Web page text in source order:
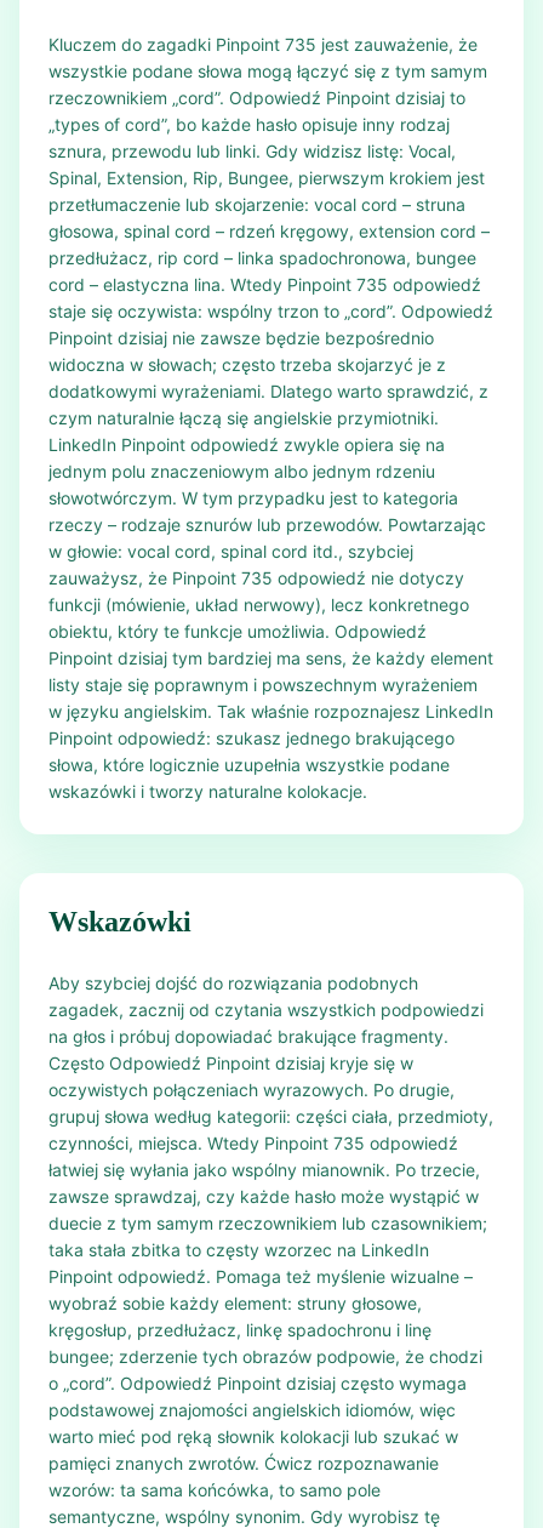
Kluczem do zagadki Pinpoint 735 jest zauważenie, że
wszystkie podane słowa mogą łączyć się z tym samym
rzeczownikiem „cord”. Odpowiedź Pinpoint dzisiaj to
„types of cord”, bo każde hasło opisuje inny rodzaj
sznura, przewodu lub linki. Gdy widzisz listę: Vocal,
Spinal, Extension, Rip, Bungee, pierwszym krokiem jest
przetłumaczenie lub skojarzenie: vocal cord – struna
głosowa, spinal cord – rdzeń kręgowy, extension cord –
przedłużacz, rip cord – linka spadochronowa, bungee
cord – elastyczna lina. Wtedy Pinpoint 735 odpowiedź
staje się oczywista: wspólny trzon to „cord”. Odpowiedź
Pinpoint dzisiaj nie zawsze będzie bezpośrednio
widoczna w słowach; często trzeba skojarzyć je z
dodatkowymi wyrażeniami. Dlatego warto sprawdzić, z
czym naturalnie łączą się angielskie przymiotniki.
LinkedIn Pinpoint odpowiedź zwykle opiera się na
jednym polu znaczeniowym albo jednym rdzeniu
słowotwórczym. W tym przypadku jest to kategoria
rzeczy – rodzaje sznurów lub przewodów. Powtarzając
w głowie: vocal cord, spinal cord itd., szybciej
zauważysz, że Pinpoint 735 odpowiedź nie dotyczy
funkcji (mówienie, układ nerwowy), lecz konkretnego
obiektu, który te funkcje umożliwia. Odpowiedź
Pinpoint dzisiaj tym bardziej ma sens, że każdy element
listy staje się poprawnym i powszechnym wyrażeniem
w języku angielskim. Tak właśnie rozpoznajesz LinkedIn
Pinpoint odpowiedź: szukasz jednego brakującego
słowa, które logicznie uzupełnia wszystkie podane
wskazówki i tworzy naturalne kolokacje.
Wskazówki
Aby szybciej dojść do rozwiązania podobnych
zagadek, zacznij od czytania wszystkich podpowiedzi
na głos i próbuj dopowiadać brakujące fragmenty.
Często Odpowiedź Pinpoint dzisiaj kryje się w
oczywistych połączeniach wyrazowych. Po drugie,
grupuj słowa według kategorii: części ciała, przedmioty,
czynności, miejsca. Wtedy Pinpoint 735 odpowiedź
łatwiej się wyłania jako wspólny mianownik. Po trzecie,
zawsze sprawdzaj, czy każde hasło może wystąpić w
duecie z tym samym rzeczownikiem lub czasownikiem;
taka stała zbitka to częsty wzorzec na LinkedIn
Pinpoint odpowiedź. Pomaga też myślenie wizualne –
wyobraź sobie każdy element: struny głosowe,
kręgosłup, przedłużacz, linkę spadochronu i linę
bungee; zderzenie tych obrazów podpowie, że chodzi
o „cord”. Odpowiedź Pinpoint dzisiaj często wymaga
podstawowej znajomości angielskich idiomów, więc
warto mieć pod ręką słownik kolokacji lub szukać w
pamięci znanych zwrotów. Ćwicz rozpoznawanie
wzorów: ta sama końcówka, to samo pole
semantyczne, wspólny synonim. Gdy wyrobisz tę